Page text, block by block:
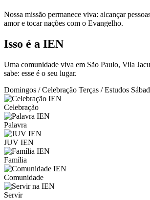
Nossa missão permanece viva: alcançar
amor e tocar nações com o Evangelho.
Isso é a IEN
Uma comunidade viva em São Paulo, Vila
sabe: esse é o seu lugar.
Domingos / Celebração Terças / Estudos
Celebração
Palavra
JUV IEN
Família
Comunidade
Servir